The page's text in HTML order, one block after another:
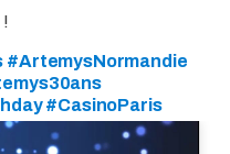
!
#CasinoParis